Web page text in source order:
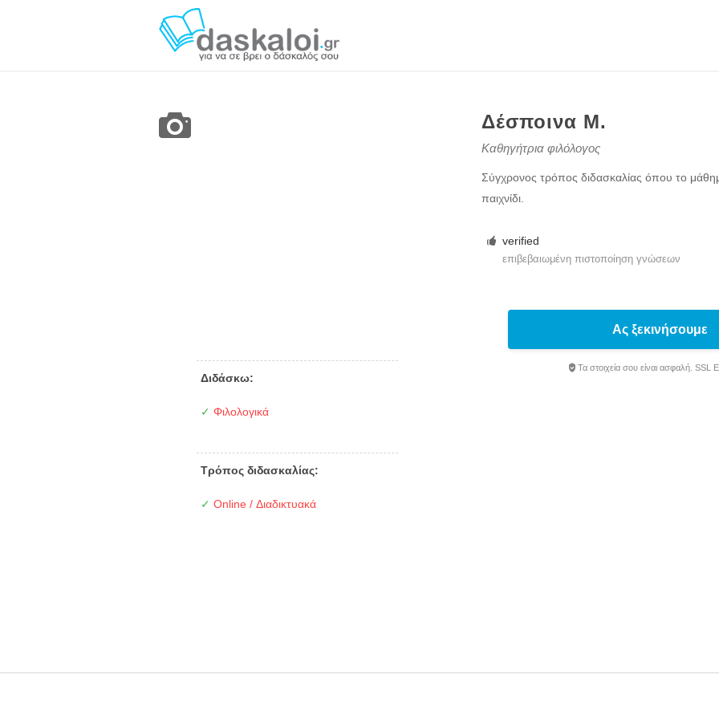
Δέσποινα Μ.
Καθηγήτρια φιλόλογος
Σύγχρονος τρόπος διδασκαλίας όπου το
παιχνίδι.
verified
επιβεβαιωμένη πιστοποίηση γνώσεων
Διδάσκω:
✓ Φιλολογικά
Τρόπος διδασκαλίας:
✓ Online / Διαδικτυακά
Ας ξεκινήσουμε
Τα στοιχεία σου είναι ασφαλή. SSL